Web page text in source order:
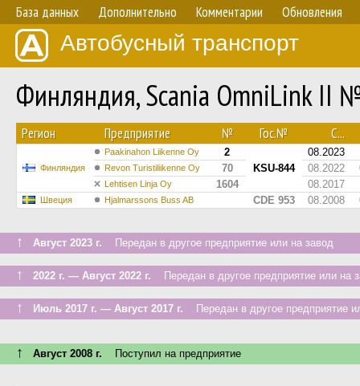
База данных Дополнительно Комментарии Обновления
Автобусный транспорт
Финляндия, Scania OmniLink II
Регион Предприятие № Гос.№ С...
Финляндия
Paakinahon Liikenne Oy
2
KSU-844
08.2023
Revon Turistiliikenne Oy 70 08.2022
Lehtisen Linja Oy 1604 08.2017
Швеция Hjalmarssons Buss AB CDE 953 08.2008
↑ Август 2023 г. Передан в другое предприятие или на завод
↑ 2022 г. — Август 2022 г. Передан в другое предприятие или на
↑ Июль 2017 г. — Август 2017 г. Передан в другое предприятие
↑ Август 2008 г. Поступил на предприятие